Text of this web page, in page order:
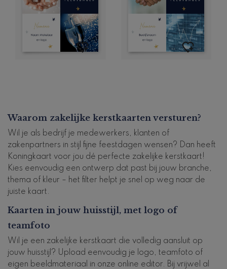
Waarom zakelijke kerstkaarten versturen?
Wil je als bedrijf je medewerkers, klanten of
zakenpartners in stijl fijne feestdagen wensen? Dan heeft
Koningkaart voor jou dé perfecte zakelijke kerstkaart!
Kies eenvoudig een ontwerp dat past bij jouw branche,
thema of kleur – het filter helpt je snel op weg naar de
juiste kaart.
Kaarten in jouw huisstijl, met logo of
teamfoto
Wil je een zakelijke kerstkaart die volledig aansluit op
jouw huisstijl? Upload eenvoudig je logo, teamfoto of
eigen beeldmateriaal in onze online editor. Bij vrijwel al